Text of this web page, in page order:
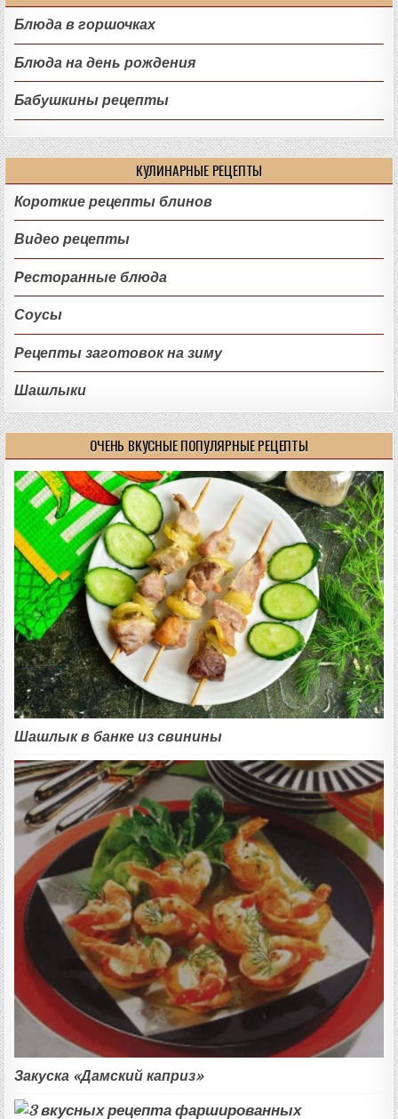
Блюда в горшочках
Блюда на день рождения
Бабушкины рецепты
КУЛИНАРНЫЕ РЕЦЕПТЫ
Короткие рецепты блинов
Видео рецепты
Ресторанные блюда
Соусы
Рецепты заготовок на зиму
Шашлыки
ОЧЕНЬ ВКУСНЫЕ ПОПУЛЯРНЫЕ РЕЦЕПТЫ
Шашлык в банке из свинины
Закуска «Дамский каприз»